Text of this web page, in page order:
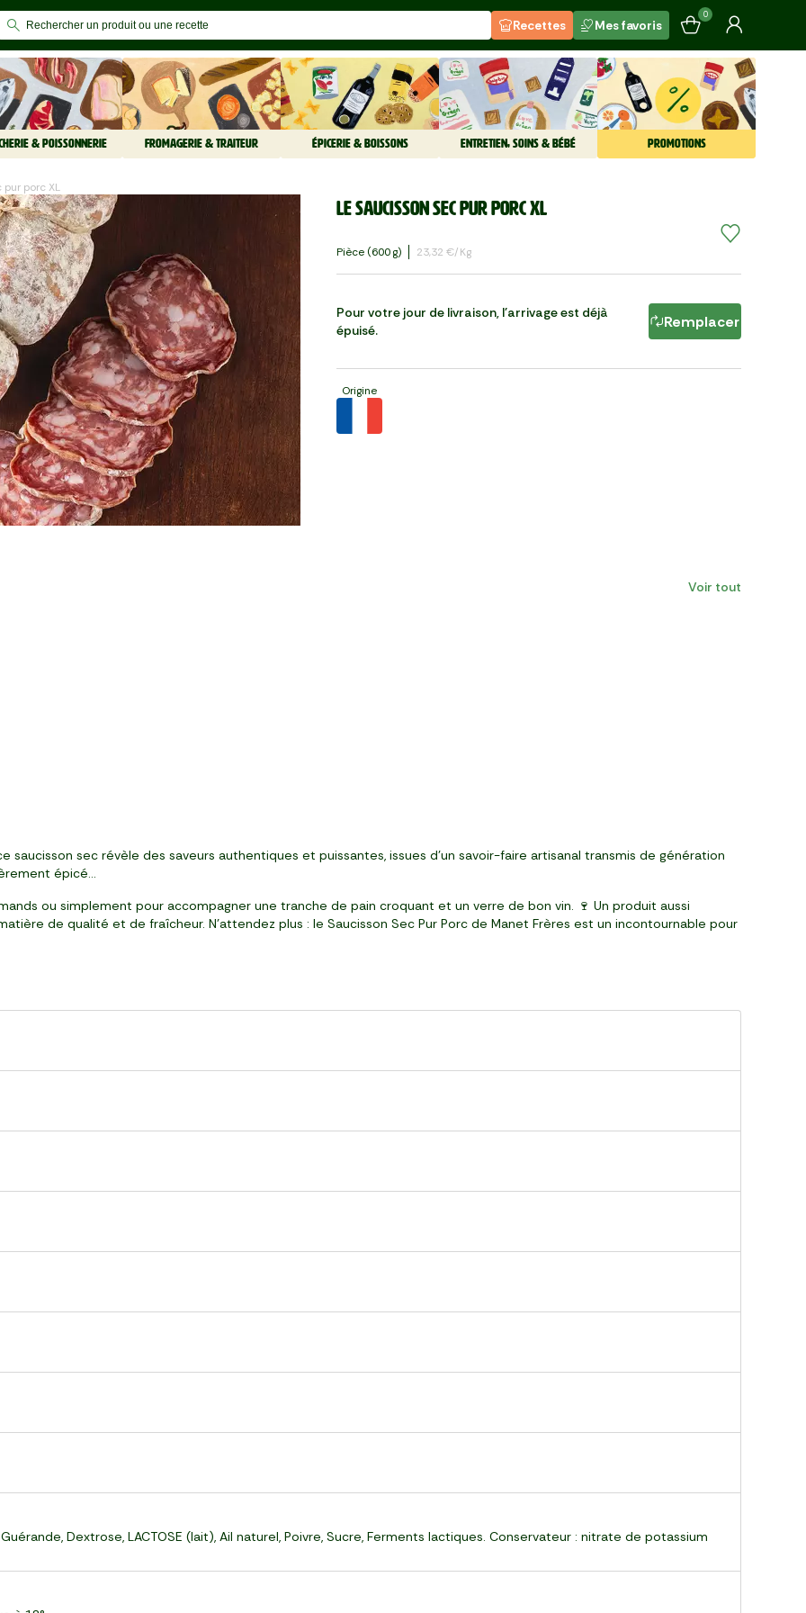
Recettes Mes favoris
0
& POISSONNERIE FROMAGERIE & TRAITEUR ÉPICERIE & BOISSONS ENTRETIEN, SOINS & BÉBÉ PROMOTIONS
pur porc XL
Le Saucisson sec pur porc XL
Pièce (600 G) 23,32 €/kg
Pour votre jour de livraison, l'arrivage est déjà
épuisé.
Remplacer
Origine
Voir tout
saucisson sec révèle des saveurs authentiques et puissantes, issues d’un savoir-faire artisanal transmis de génération
épicé...
ou simplement pour accompagner une tranche de pain croquant et un verre de bon vin. 🍷 Un produit aussi
de qualité et de fraîcheur. N’attendez plus : le Saucisson Sec Pur Porc de Manet Frères est un incontournable pour
Dextrose, LACTOSE (lait), Ail naturel, Poivre, Sucre, Ferments lactiques. Conservateur : nitrate de potassium